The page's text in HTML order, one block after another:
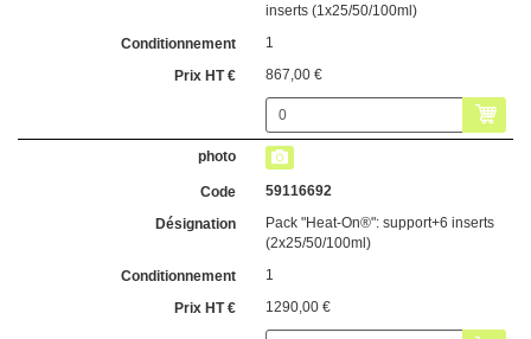
inserts (1x25/50/100ml)
1
867,00 €
59116692
Pack "Heat-On®": support+6 inserts
(2x25/50/100ml)
1
1290,00 €